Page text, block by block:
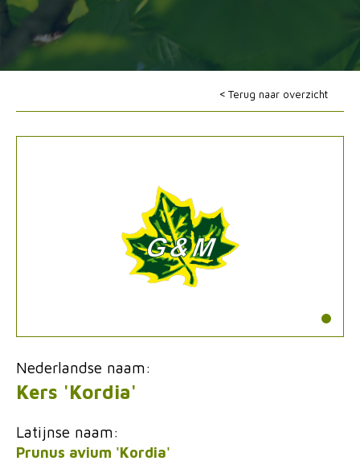
Terug naar overzicht
Nederlandse naam:
Kers 'Kordia'
Latijnse naam:
Prunus avium 'Kordia'